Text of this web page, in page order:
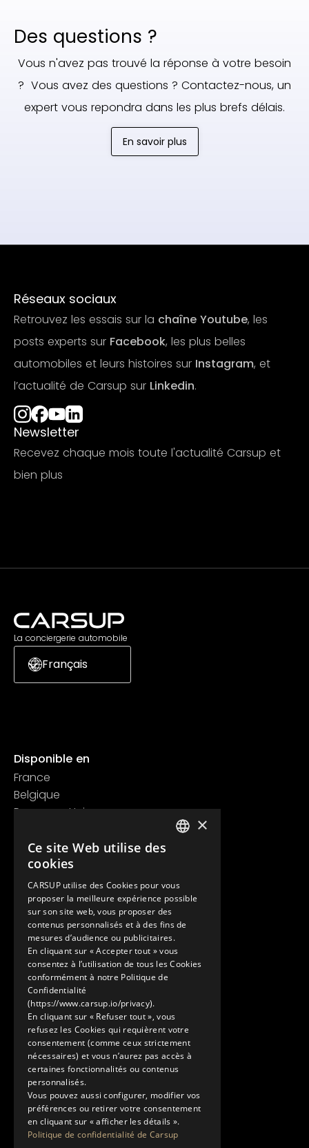
Des questions ?
Vous n'avez pas trouvé la réponse à votre besoin
? Vous avez des questions ? Contactez-nous, un
expert vous repondra dans les plus brefs délais.
En savoir plus
Réseaux sociaux
Retrouvez les essais sur la chaîne Youtube, les
posts experts sur Facebook, les plus belles
automobiles et leurs histoires sur Instagram, et
l’actualité de Carsup sur Linkedin.
Newsletter
Recevez chaque mois toute l'actualité Carsup et
bien plus
La conciergerie automobile
Français
Disponible en
France
Belgique
Royaume Uni
Contact
+33 1 89 47 00 43
contact@carsup.io
Page contact
Découvrir
Nos Conciergeries
Nos services
Le Showroom
L'univers Carsup
Le carnet de route
En savoir plus
Mentions légales
Politique de confidentialité
Conditions générales d'utilisation
×
Ce site Web utilise des
cookies
CARSUP utilise des Cookies pour vous
proposer la meilleure expérience possible
sur son site web, vous proposer des
contenus personnalisés et à des fins de
mesures d’audience ou publicitaires.
En cliquant sur « Accepter tout » vous
consentez à l’utilisation de tous les Cookies
conformément à notre Politique de
Confidentialité
(https://www.carsup.io/privacy).
En cliquant sur « Refuser tout », vous
refusez les Cookies qui requièrent votre
consentement (comme ceux strictement
nécessaires) et vous n’aurez pas accès à
certaines fonctionnalités ou contenus
personnalisés.
Vous pouvez aussi configurer, modifier vos
préférences ou retirer votre consentement
en cliquant sur « afficher les détails ».
Politique de confidentialité de Carsup